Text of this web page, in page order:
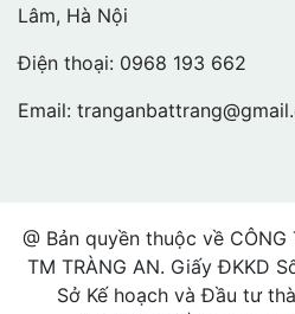
Lâm, Hà Nội
Điện thoại: 0968 193 662
Email:
@ Bản quyền thuộc về CÔNG
TM TRÀNG AN. Giấy ĐKKD
Sở Kế hoạch và Đầu tư